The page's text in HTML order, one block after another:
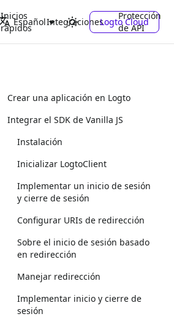
Inicios
rápidos
Integraciones
Protección
de API
Español Logto Cloud
Crear una aplicación en Logto
Integrar el SDK de Vanilla JS
Instalación
Inicializar LogtoClient
Implementar un inicio de sesión
y cierre de sesión
Configurar URIs de redirección
Sobre el inicio de sesión basado
en redirección
Manejar redirección
Implementar inicio y cierre de
sesión